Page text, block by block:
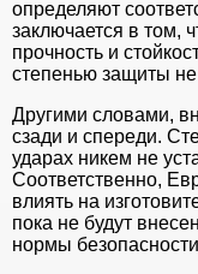
определяют
заключается в том,
прочность и
степенью защиты
Другими словами,
сзади и спереди.
ударах никем не
Соответственно,
влиять на
пока не будут
нормы